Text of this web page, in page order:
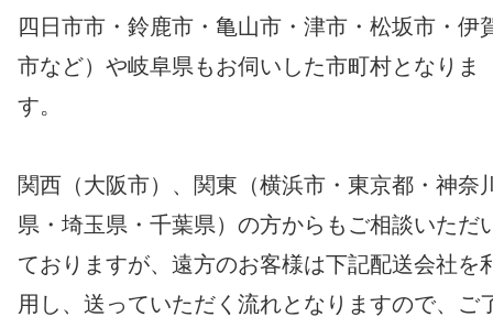
四日市市・鈴鹿市・亀山市・津市・松坂市・伊
市など）や岐阜県もお伺いした市町村となりま
す。
関西（大阪市）、関東（横浜市・東京都・神奈
県・埼玉県・千葉県）の方からもご相談いただ
ておりますが、遠方のお客様は下記配送会社を
用し、送っていただく流れとなりますので、ご